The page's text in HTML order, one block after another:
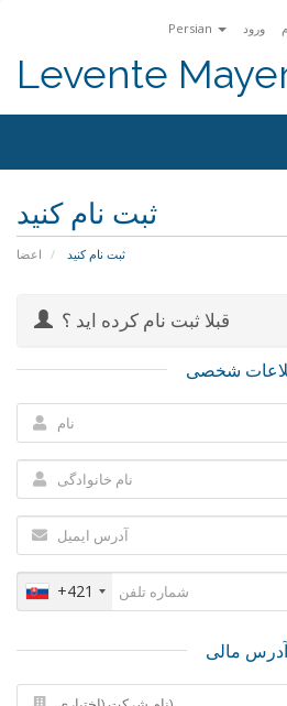
Persian ورود
Levente
ثبت نام کنید
اعضا ثبت نام کنید
قبلا ثبت نام کرده اید ؟
شخصی
+421
آدرس مالی